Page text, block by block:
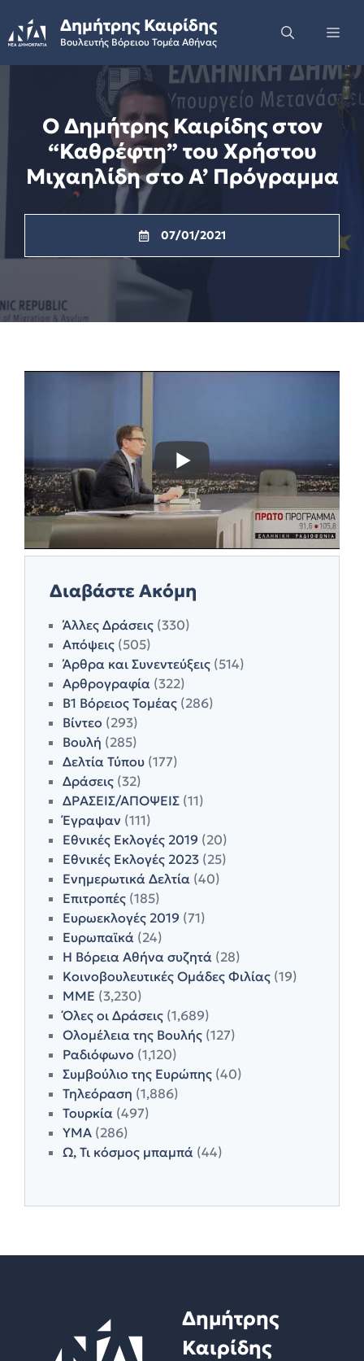
to
content
Δημήτρης Καιρίδης
Βουλευτής Βόρειου Τομέα Αθήνας
Ο Δημήτρης Καιρίδης στον
“Καθρέφτη” του Χρήστου
Μιχαηλίδη στο Α’ Πρόγραμμα
07/01/2021
Διαβάστε Ακόμη
Άλλες Δράσεις (330)
Απόψεις (505)
Άρθρα και Συνεντεύξεις (514)
Αρθρογραφία (322)
Β1 Βόρειος Τομέας (286)
Βίντεο (293)
Βουλή (285)
Δελτία Τύπου (177)
Δράσεις (32)
ΔΡΑΣΕΙΣ/ΑΠΟΨΕΙΣ (11)
Έγραψαν (111)
Εθνικές Εκλογές 2019 (20)
Εθνικές Εκλογές 2023 (25)
Ενημερωτικά Δελτία (40)
Επιτροπές (185)
Ευρωεκλογές 2019 (71)
Ευρωπαϊκά (24)
Η Βόρεια Αθήνα συζητά (28)
Κοινοβουλευτικές Ομάδες Φιλίας (19)
ΜΜΕ (3,230)
Όλες οι Δράσεις (1,689)
Ολομέλεια της Βουλής (127)
Ραδιόφωνο (1,120)
Συμβούλιο της Ευρώπης (40)
Τηλεόραση (1,886)
Τουρκία (497)
ΥΜΑ (286)
Ω, Τι κόσμος μπαμπά (44)
Δημήτρης
Καιρίδης